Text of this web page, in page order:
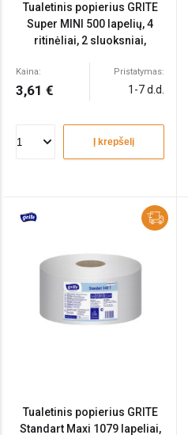
Tualetinis popierius GRITE
Super MINI 500 lapelių, 4
ritinėliai, 2 sluoksniai,
Kaina:
3,61 €
Pristatymas:
1-7 d.d.
Į krepšelį
Tualetinis popierius GRITE
Standart Maxi 1079 lapeliai,